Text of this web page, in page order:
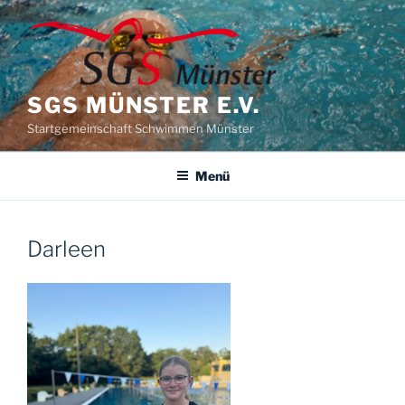
Zum
Inhalt
springen
SGS MÜNSTER E.V.
Startgemeinschaft Schwimmen Münster
Menü
Darleen